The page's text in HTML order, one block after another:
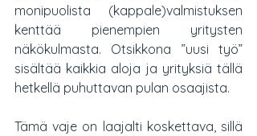
monipuolista (kappale)valmistuksen
kenttää pienempien yritysten
näkökulmasta. Otsikkona ”uusi työ”
sisältää kaikkia aloja ja yrityksiä tällä
hetkellä puhuttavan pulan osaajista.
Tämä vaje on laajalti koskettava, sillä